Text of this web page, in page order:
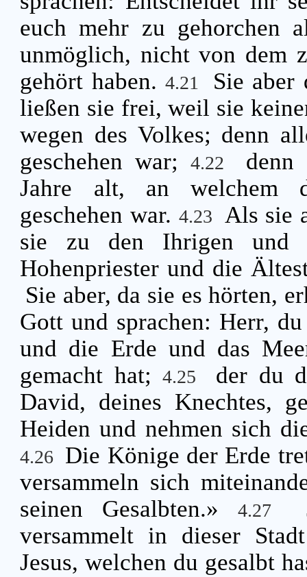
euch mehr zu gehorchen
unmöglich, nicht von dem
gehört haben.4.21
Sie aber
ließen sie frei, weil sie
wegen des Volkes; denn
geschehen war;4.22
denn
Jahre alt, an welchem
geschehen war. 4.23
Als sie
sie zu den Ihrigen und
Hohenpriester und die
Sie aber, da sie es hörten,
Gott und sprachen: Herr,
und die Erde und das
gemacht hat;4.25
der du
David, deines Knechtes,
Heiden und nehmen sich
4.26 Die Könige der Erde
versammeln sich
seinen Gesalbten.»
4.27
versammelt in dieser
Jesus, welchen du gesalbt